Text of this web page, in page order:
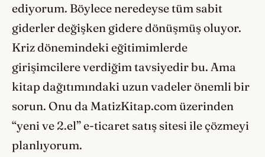
ediyorum. Böylece neredeyse tüm sabit
giderler değişken gidere dönüşmüş oluyor.
Kriz dönemindeki eğitimimlerde
girişimcilere verdiğim tavsiyedir bu. Ama
kitap dağıtımındaki uzun vadeler önemli bir
sorun. Onu da MatizKitap.com üzerinden
“yeni ve 2.el” e-ticaret satış sitesi ile çözmeyi
planlıyorum.